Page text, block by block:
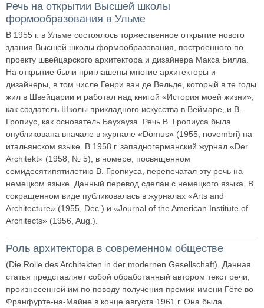
Речь на открытии Высшей школы
формообразования в Ульме
В 1955 г. в Ульме состоялось торжественное открытие нового
здания Высшей школы формообразования, построенного по
проекту швейцарского архитектора и дизайнера Макса Билла.
На открытие были приглашены многие архитекторы и
дизайнеры, в том числе Генри ван де Вельде, который в те годы
жил в Швейцарии и работал над книгой «История моей жизни»,
как создатель Школы прикладного искусства в Веймаре, и В.
Гропиус, как основатель Баухауза. Речь В. Гропиуса была
опубликована вначале в журнале «Domus» (1955, novembri) на
итальянском языке. В 1958 г. западногерманский журнал «Der
Architekt» (1958, № 5), в номере, посвященном
семидесятипятилетию В. Гропиуса, перепечатал эту речь на
немецком языке. Данный перевод сделан с немецкого языка. В
сокращенном виде публиковалась в журналах «Arts and
Architecture» (1955, Dec.) и «Journal of the American Institute of
Architects» (1956, Aug.).
Роль архитектора в современном обществе
(Die Rolle des Architekten in der modernen Gesellschaft). Данная
статья представляет собой обработанный автором текст речи,
произнесенной им по поводу получения премии имени Гёте во
Франфурте-на-Майне в конце августа 1961 г. Она была